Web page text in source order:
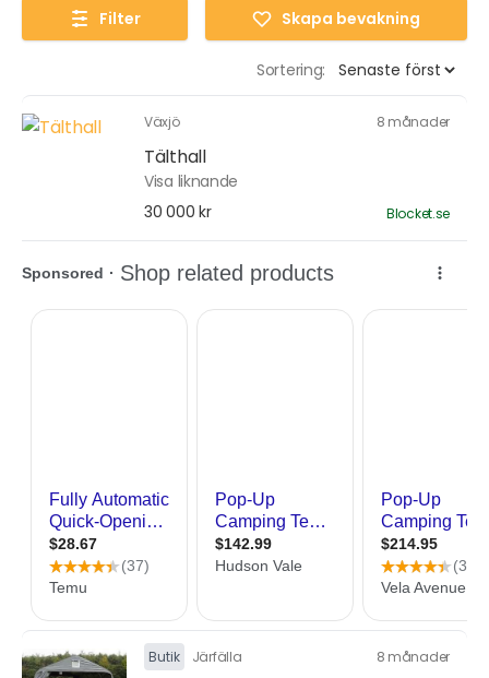
Filter Skapa bevakning
Sortering:
Växjö 8 månader
Tälthall
Visa liknande
30 000 kr
Blocket.se
Butik Järfälla 8 månader